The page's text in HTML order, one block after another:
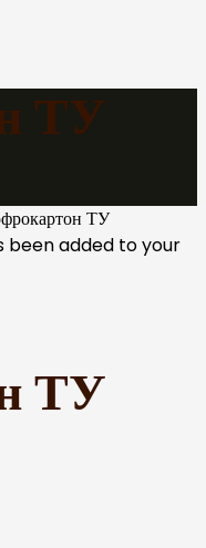
ТУ
ТУ
been added to your
ТУ